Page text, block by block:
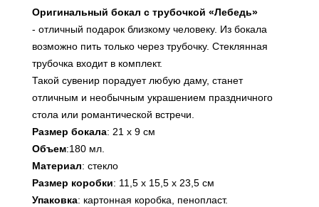
Оригинальный бокал с трубочкой «Лебедь»
- отличный подарок близкому человеку. Из бокала
возможно пить только через трубочку. Стеклянная
трубочка входит в комплект.
Такой сувенир порадует любую даму, станет
отличным и необычным украшением праздничного
стола или романтической встречи.
Размер бокала: 21 х 9 см
Объем:180 мл.
Материал: стекло
Размер коробки: 11,5 х 15,5 х 23,5 см
Упаковка: картонная коробка, пенопласт.